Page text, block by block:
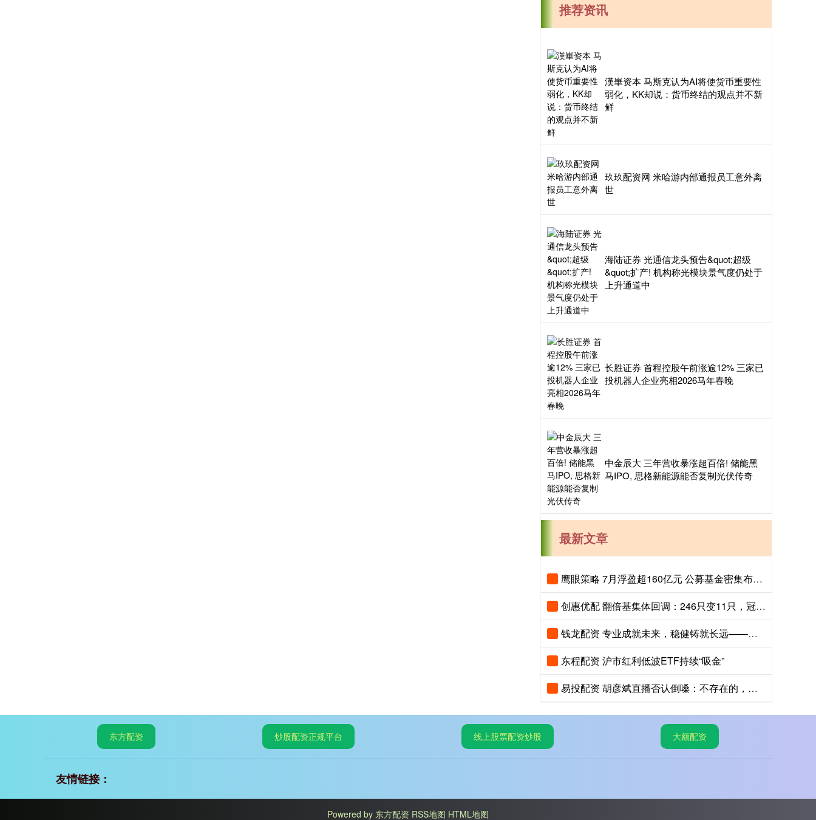
推荐资讯
漢崋资本 马斯克认为AI将使货币重要性
弱化，KK却说：货币终结的观点并不新
鲜
玖玖配资网 米哈游内部通报员工意外离
世
海陆证券 光通信龙头预告&quot;超级
&quot;扩产! 机构称光模块景气度仍处于
上升通道中
长胜证券 首程控股午前涨逾12% 三家已
投机器人企业亮相2026马年春晚
中金辰大 三年营收暴涨超百倍! 储能黑
马IPO, 思格新能源能否复制光伏传奇
最新文章
鹰眼策略 7月浮盈超160亿元 公募基金密集布局A股打新
创惠优配 翻倍基集体回调：246只变11只，冠军基回落超100个百分点
钱龙配资 专业成就未来，稳健铸就长远——博时基金年金业务高质量发展纪实
东程配资 沪市红利低波ETF持续“吸金”
易投配资 胡彦斌直播否认倒嗓：不存在的，大家听完就知道了
东方配资 炒股配资正规平台 线上股票配资炒股 大额配资
友情链接：
Powered by 东方配资 RSS地图 HTML地图